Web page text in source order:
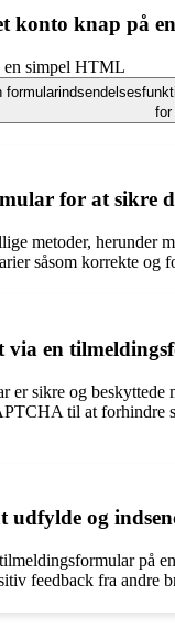
konto knap på
en simpel HTML
for
for at sikre
metoder, herunder
såsom korrekte
en
er sikre og
til at
og
på
feedback fra